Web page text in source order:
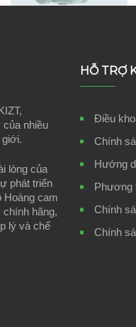
của nhiều
giới.
lòng của
phát triển
Hoàng cam
hãng,
lý và chế
HỖ TRỢ
Điều
Chính
Hướng
Phương
Chính
Chính